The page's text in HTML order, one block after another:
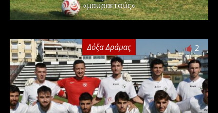
«μαυραετούς»
Δόξα Δράμας 2